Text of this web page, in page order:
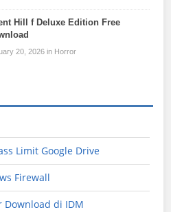
Hill f Deluxe Edition Free
20, 2026 in Horror
Limit Google Drive
Firewall
Download di IDM